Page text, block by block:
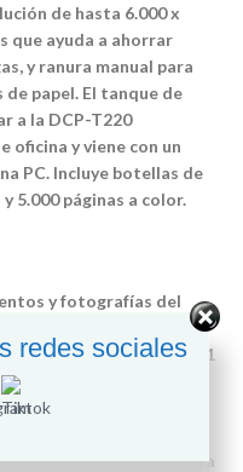
de hasta 6.000 x
que ayuda a ahorrar
y ranura manual para
papel. El tanque de
a la DCP-T220
oficina y viene con un
PC. Incluye botellas de
5.000 páginas a color.
y fotografías del
28 ppm en negro y 11
en negro y 9 ipm a
vívidos para
una resolución de hasta
redes sociales